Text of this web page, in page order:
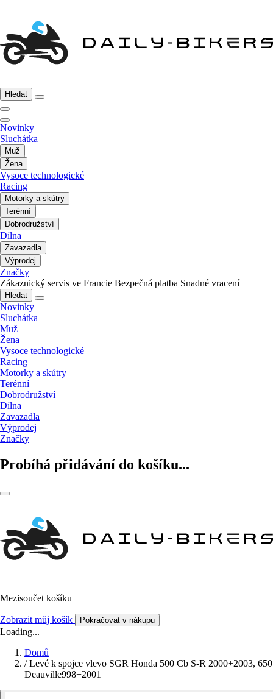
Hledat
Novinky
Sluchátka
Muž
Žena
Vysoce technologické
Racing
Motorky a skútry
Terénní
Dobrodružství
Dílna
Zavazadla
Výprodej
Značky
Zákaznický servis ve Francie Bezpečná platba Snadné vracení
Hledat
Novinky
Sluchátka
Muž
Žena
Vysoce technologické
Racing
Motorky a skútry
Terénní
Dobrodružství
Dílna
Zavazadla
Výprodej
Značky
Probíhá přidávání do košíku...
Mezisoučet košíku
Zobrazit můj košík Pokračovat v nákupu
Loading...
Domů
/ Levé k spojce vlevo SGR Honda 500 Cb S-R 2000+2003, 650
Deauville998+2001